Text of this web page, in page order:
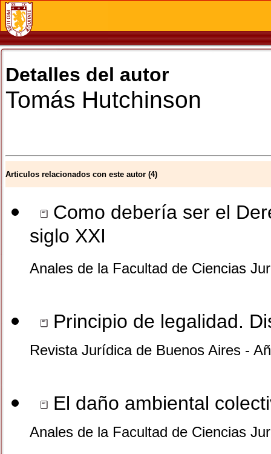
Detalles del autor
Tomás Hutchinson
Articulos relacionados con este autor (4)
Como debería ser el
siglo XXI
Anales de la Facultad de Ciencias
Principio de legalidad.
Revista Jurídica de Buenos Aires -
El daño ambiental
Anales de la Facultad de Ciencias